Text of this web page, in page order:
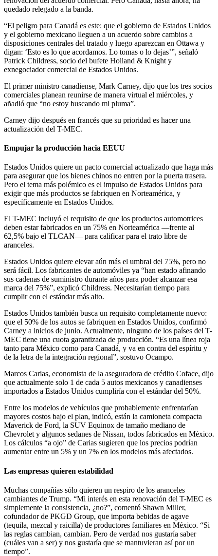
quedado relegado a la banda.
“El peligro para Canadá es este: que el gobierno de Estados Unidos
y el gobierno mexicano lleguen a un acuerdo sobre cambios a
disposiciones centrales del tratado y luego aparezcan en Ottawa y
digan: ‘Esto es lo que acordamos. Lo tomas o lo dejas’”, señaló
Patrick Childress, socio del bufete Holland & Knight y
exnegociador comercial de Estados Unidos.
El primer ministro canadiense, Mark Carney, dijo que los tres socios
comerciales planean reunirse de manera virtual el miércoles, y
añadió que “no estoy buscando mi pluma”.
Carney dijo después en francés que su prioridad es hacer una
actualización del T-MEC.
Empujar la producción hacia EEUU
Estados Unidos quiere un pacto comercial actualizado que haga más
para asegurar que los bienes chinos no entren por la puerta trasera.
Pero el tema más polémico es el impulso de Estados Unidos para
exigir que más productos se fabriquen en Norteamérica, y
específicamente en Estados Unidos.
El T-MEC incluyó el requisito de que los productos automotrices
deben estar fabricados en un 75% en Norteamérica —frente al
62,5% bajo el TLCAN— para calificar para el trato libre de
aranceles.
Estados Unidos quiere elevar aún más el umbral del 75%, pero no
será fácil. Los fabricantes de automóviles ya “han estado afinando
sus cadenas de suministro durante años para poder alcanzar esa
marca del 75%”, explicó Childress. Necesitarían tiempo para
cumplir con el estándar más alto.
Estados Unidos también busca un requisito completamente nuevo:
que el 50% de los autos se fabriquen en Estados Unidos, confirmó
Carney a inicios de junio. Actualmente, ninguno de los países del T-
MEC tiene una cuota garantizada de producción. “Es una línea roja
tanto para México como para Canadá, y va en contra del espíritu y
de la letra de la integración regional”, sostuvo Ocampo.
Marcos Carias, economista de la aseguradora de crédito Coface, dijo
que actualmente solo 1 de cada 5 autos mexicanos y canadienses
importados a Estados Unidos cumpliría con el estándar del 50%.
Entre los modelos de vehículos que probablemente enfrentarían
mayores costos bajo el plan, indicó, están la camioneta compacta
Maverick de Ford, la SUV Equinox de tamaño mediano de
Chevrolet y algunos sedanes de Nissan, todos fabricados en México.
Los cálculos “a ojo” de Carias sugieren que los precios podrían
aumentar entre un 5% y un 7% en los modelos más afectados.
Las empresas quieren estabilidad
Muchas compañías sólo quieren un respiro de los aranceles
cambiantes de Trump. “Mi interés en esta renovación del T-MEC es
simplemente la consistencia, ¿no?”, comentó Shawn Miller,
cofundador de PKGD Group, que importa bebidas de agave
(tequila, mezcal y raicilla) de productores familiares en México. “Si
las reglas cambian, cambian. Pero de verdad nos gustaría saber
(cuáles van a ser) y nos gustaría que se mantuvieran así por un
tiempo”.